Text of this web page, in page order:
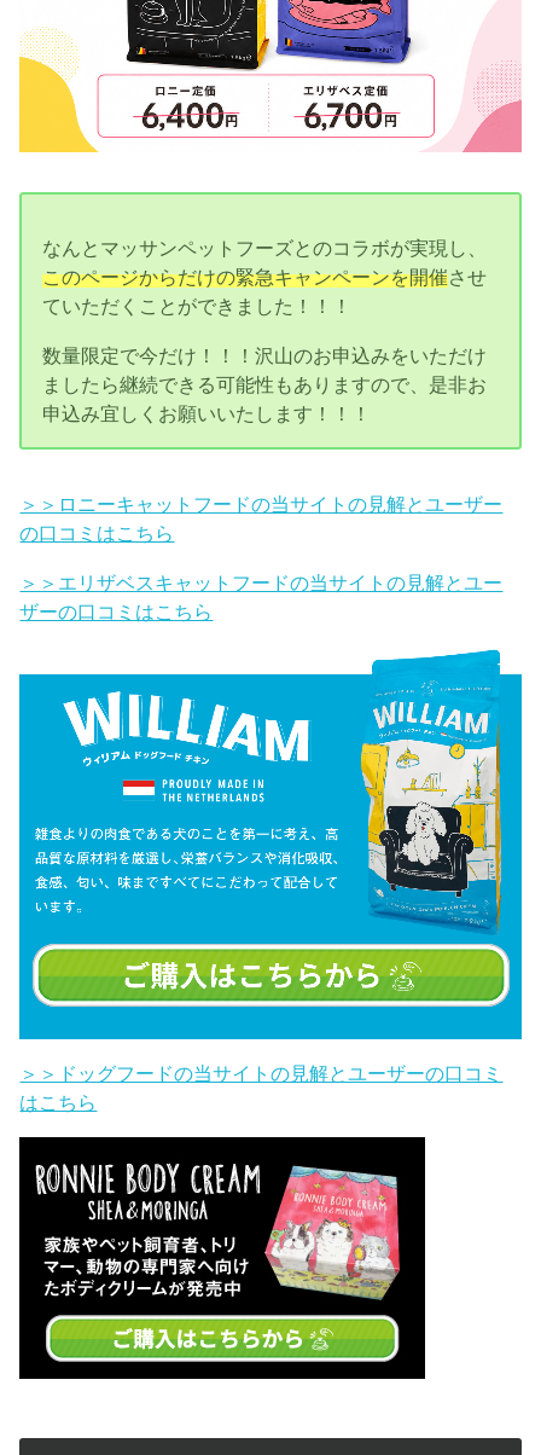
なんとマッサンペットフーズとのコラボが実現し、
このページからだけの緊急キャンペーンを開催させ
ていただくことができました！！！
数量限定で今だけ！！！沢山のお申込みをいただけ
ましたら継続できる可能性もありますので、是非お
申込み宜しくお願いいたします！！！
＞＞ロニーキャットフードの当サイトの見解とユーザー
の口コミはこちら
＞＞エリザベスキャットフードの当サイトの見解とユー
ザーの口コミはこちら
＞＞ドッグフードの当サイトの見解とユーザーの口コミ
はこちら